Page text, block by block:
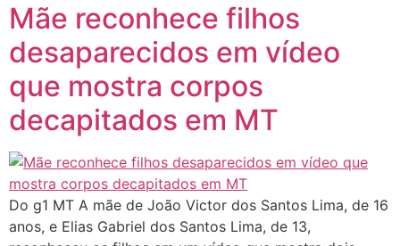
Mãe reconhece filhos
desaparecidos em vídeo
que mostra corpos
decapitados em MT
Do g1 MT A mãe de João Victor dos Santos Lima, de 16
anos, e Elias Gabriel dos Santos Lima, de 13,